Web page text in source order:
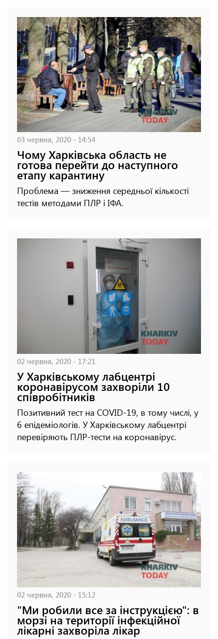
03 червня, 2020 - 14:54
Чому Харківська область не
готова перейти до наступного
етапу карантину
Проблема — зниження середньої кількості
тестів методами ПЛР і ІФА.
02 червня, 2020 - 17:21
У Харківському лабцентрі
коронавірусом захворіли 10
співробітників
Позитивний тест на COVID-19, в тому числі, у
6 епідеміологів. У Харківському лабцентрі
перевіряють ПЛР-тести на коронавірус.
02 червня, 2020 - 15:12
"Ми робили все за інструкцією": в
морзі на території інфекційної
лікарні захворіла лікар